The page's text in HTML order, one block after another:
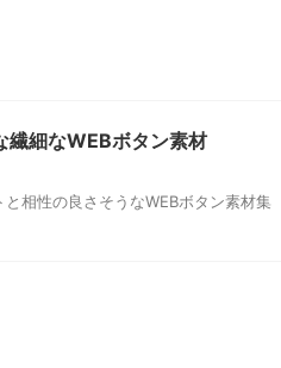
繊細なWEBボタン素材
相性の良さそうなWEBボタン素材集